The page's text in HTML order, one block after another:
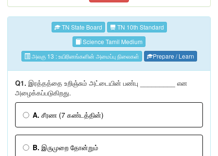
TN State Board
TN 10th Standard
Science Tamil Medium
அலகு 13 : உயிரினங்களின் அமைப்பு நிலைகள்
Prepare / Learn
Q1. இரத்தத்தை உறிஞ்சும் அட்டையின் பண்பு _________ என
அழைக்கப்படுகிறது.
A. சீரண (7 கண்டத்தின்)
B. இருமுறை தோன்றும்